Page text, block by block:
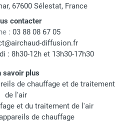
67600 Sélestat, France
contacter
: 03 88 08 67 05
diffusion.fr
: 8h30-12h et 13h30-17h30
savoir plus
de chauffage et de traitement
de l'air
et du traitement de l'air
de chauffage